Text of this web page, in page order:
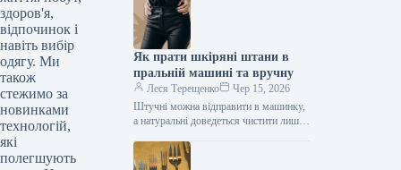
здоров'я,
відпочинок і
навіть вибір
одягу. Ми
також
стежимо за
новинками
технологій,
які
полегшують
запаси. Скільки води…
Як прати шкіряні штани в
пральній машині та вручну
Леся Терещенко
Чер 15, 2026
Штучні можна відправити в машинку,
а натуральні доведеться чистити лише
при пранні шкіряних штанів І…